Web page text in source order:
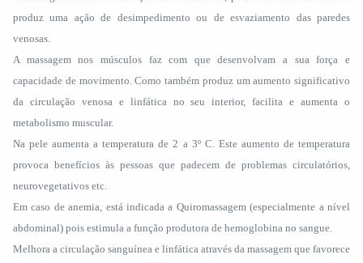
produz uma ação de desimpedimento ou de esvaziamento das paredes
venosas.
A massagem nos músculos faz com que desenvolvam a sua força e
capacidade de movimento. Como também produz um aumento significativo
da circulação venosa e linfática no seu interior, facilita e aumenta o
metabolismo muscular.
Na pele aumenta a temperatura de 2 a 3º C. Este aumento de temperatura
provoca benefícios às pessoas que padecem de problemas circulatórios,
neurovegetativos etc.
Em caso de anemia, está indicada a Quiromassagem (especialmente a nível
abdominal) pois estimula a função produtora de hemoglobina no sangue.
Melhora a circulação sanguínea e linfática através da massagem que favorece